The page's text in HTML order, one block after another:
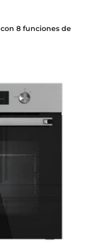
8 funciones de